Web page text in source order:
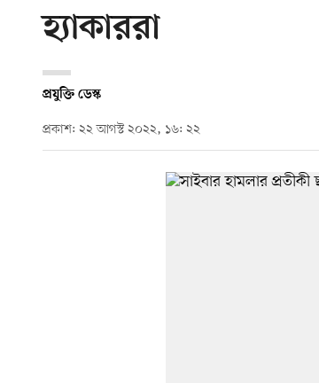
হ্যাকাররা
প্রযুক্তি ডেস্ক
প্রকাশ: ২২ আগস্ট ২০২২, ১৬: ২২